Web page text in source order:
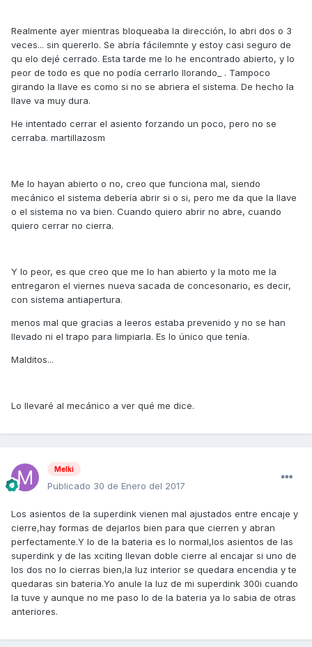
Realmente ayer mientras bloqueaba la dirección, lo abri dos o 3
veces... sin quererlo. Se abría fácilemnte y estoy casi seguro de
qu elo dejé cerrado. Esta tarde me lo he encontrado abierto, y lo
peor de todo es que no podía cerrarlo llorando_ . Tampoco
girando la llave es como si no se abriera el sistema. De hecho la
llave va muy dura.
He intentado cerrar el asiento forzando un poco, pero no se
cerraba. martillazosm
Me lo hayan abierto o no, creo que funciona mal, siendo
mecánico el sistema debería abrir si o si, pero me da que la llave
o el sistema no va bien. Cuando quiero abrir no abre, cuando
quiero cerrar no cierra.
Y lo peor, es que creo que me lo han abierto y la moto me la
entregaron el viernes nueva sacada de concesonario, es decir,
con sistema antiapertura.
menos mal que gracias a leeros estaba prevenido y no se han
llevado ni el trapo para limpiarla. Es lo único que tenía.
Malditos...
Lo llevaré al mecánico a ver qué me dice.
Melki
Publicado 30 de Enero del 2017
Los asientos de la superdink vienen mal ajustados entre encaje y
cierre,hay formas de dejarlos bien para que cierren y abran
perfectamente.Y lo de la bateria es lo normal,los asientos de las
superdink y de las xciting llevan doble cierre al encajar si uno de
los dos no lo cierras bien,la luz interior se quedara encendia y te
quedaras sin bateria.Yo anule la luz de mi superdink 300i cuando
la tuve y aunque no me paso lo de la bateria ya lo sabia de otras
anteriores.